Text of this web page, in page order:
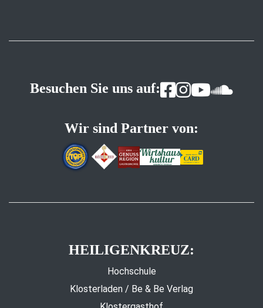
Besuchen Sie uns auf:
Wir sind Partner von:
HEILIGENKREUZ:
Hochschule
Klosterladen / Be & Be Verlag